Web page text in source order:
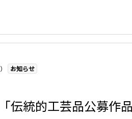
お知らせ
伝統的工芸品公募作